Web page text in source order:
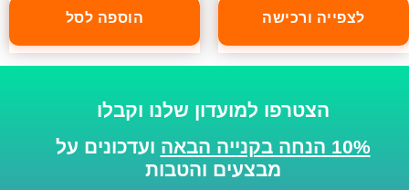
לצפייה ורכישה הוספה לסל
הצטרפו למועדון שלנו וקבלו
10% הנחה בקנייה הבאה
ועדכונים על
מבצעים והטבות